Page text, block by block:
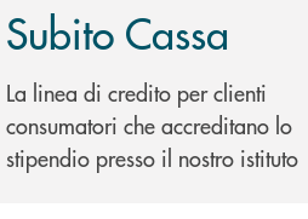
Subito Cassa
La linea di credito per clienti
consumatori che accreditano lo
stipendio presso il nostro istituto